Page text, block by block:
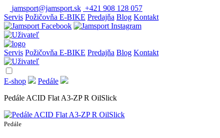
jamsport@jamsport.sk +421 908 128 057
Servis Požičovňa E-BIKE Predajňa Blog Kontakt
Servis Požičovňa E-BIKE Predajňa Blog Kontakt
E-shop
Pedále
Pedále ACID Flat A3-ZP R OilSlick
Pedále